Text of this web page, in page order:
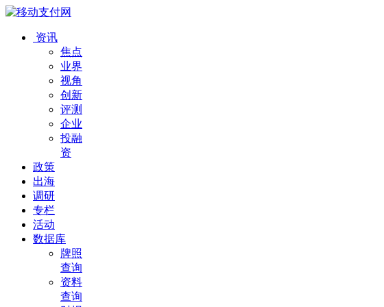
资讯
焦点
业界
视角
创新
评测
企业
投融
资
政策
出海
调研
专栏
活动
数据库
牌照
查询
资料
查询